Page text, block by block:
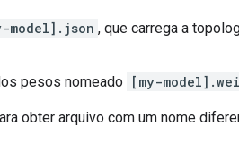
model].json , que carrega a
pesos nomeado [my-
obter arquivo com um nome